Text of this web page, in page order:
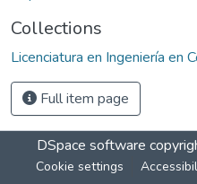
Collections
Licenciatura en Ingeniería en
Full item page
DSpace software
Cookie settings